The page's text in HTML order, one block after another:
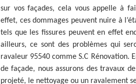
sur vos façades, cela vous appelle à
effet, ces dommages peuvent nuire à
tels que les fissures peuvent en effet
ailleurs, ce sont des problèmes qui
ravaleur 95540 comme S.C Rénovation.
de façade, nous assurons des travaux
projeté, le nettoyage ou un ravalement